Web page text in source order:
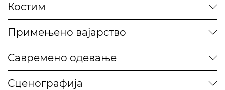
Костим
Примењено вајарство
Савремено одевање
Сценографија